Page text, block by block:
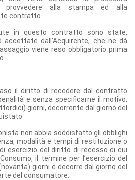
alla stampa ed alla
contratto.
in questo contratto sono state,
accettate dall'Acquirente, che ne dà
viene reso obbligatorio prima
il diritto di recedere dal contratto
e senza specificarne il motivo,
giorni, decorrente dal giorno del
non abbia soddisfatto gli obblighi
modalità e tempi di restituzione o
esercizio del diritto di recesso di cui
il termine per l’esercizio del
giorni e decorre dal giorno del
del consumatore.